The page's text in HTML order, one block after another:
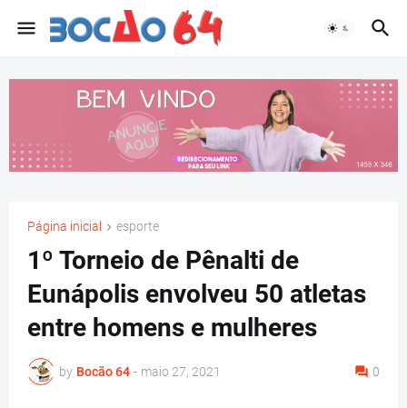
Página inicial esporte
1º Torneio de Pênalti de
Eunápolis envolveu 50 atletas
entre homens e mulheres
by Bocão 64 - maio 27, 2021 0